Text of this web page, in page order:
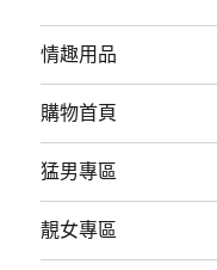
情趣用品
購物首頁
猛男專區
靚女專區